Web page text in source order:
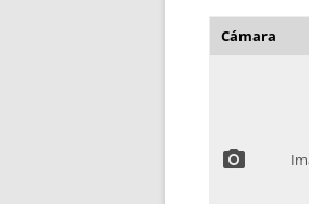
Cámara
photo_camera